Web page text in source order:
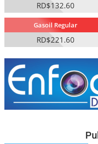
RD$132.60
Gasoil Regular
RD$221.60